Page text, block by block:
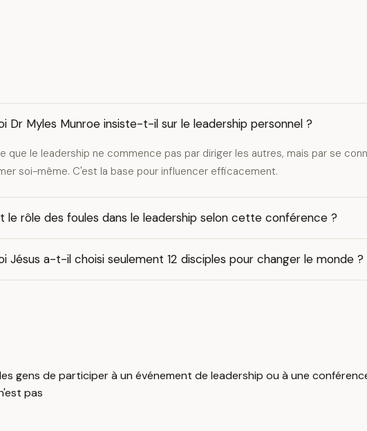
Dr Myles Munroe insiste-t-il sur le leadership personnel ?
que le leadership ne commence pas par diriger les autres, mais par se
soi-même. C'est la base pour influencer efficacement.
le rôle des foules dans le leadership selon cette conférence ?
Jésus a-t-il choisi seulement 12 disciples pour changer le monde ?
gens de participer à un événement de leadership ou à une
pas